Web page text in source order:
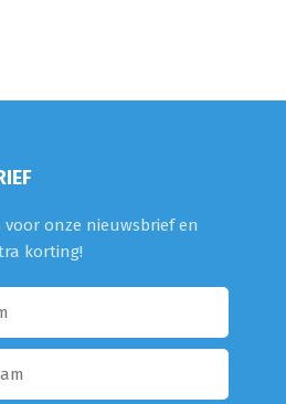
voor onze nieuwsbrief en
korting!